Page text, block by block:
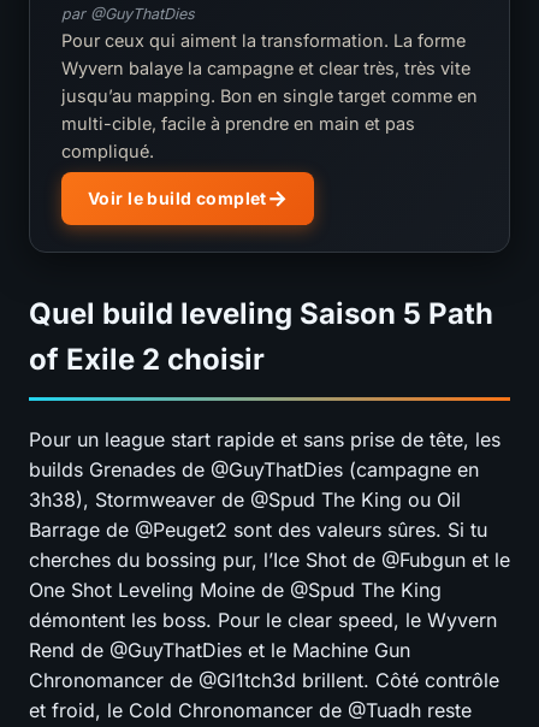
par @GuyThatDies
Pour ceux qui aiment la transformation. La forme
Wyvern balaye la campagne et clear très, très vite
jusqu’au mapping. Bon en single target comme en
multi-cible, facile à prendre en main et pas
compliqué.
Voir le build complet
Quel build leveling Saison 5 Path
of Exile 2 choisir
Pour un league start rapide et sans prise de tête, les
builds Grenades de @GuyThatDies (campagne en
3h38), Stormweaver de @Spud The King ou Oil
Barrage de @Peuget2 sont des valeurs sûres. Si tu
cherches du bossing pur, l’Ice Shot de @Fubgun et le
One Shot Leveling Moine de @Spud The King
démontent les boss. Pour le clear speed, le Wyvern
Rend de @GuyThatDies et le Machine Gun
Chronomancer de @Gl1tch3d brillent. Côté contrôle
et froid, le Cold Chronomancer de @Tuadh reste